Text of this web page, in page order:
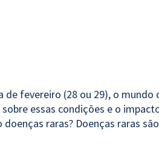
fevereiro (28 ou 29), o mundo
essas condições e o
doenças raras? Doenças raras